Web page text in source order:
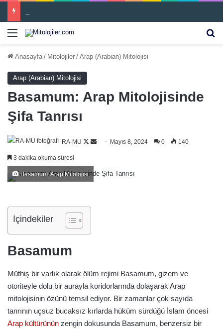
Menü
Anasayfa / Mitolojiler / Arap (Arabian) Mitolojisi
Arap (Arabian) Mitolojisi
Basamum: Arap Mitolojisinde
Şifa Tanrısı
RA-MU
Follow
X
Bir
göndermek
Mayıs 8, 2024 0 140
3 dakika okuma süresi
Basamum: Arap Mitolojisi
İçindekiler
Basamum
Müthiş bir varlık olarak ölüm rejimi Basamum, gizem ve
otoriteyle dolu bir aurayla koridorlarında dolaşarak Arap
mitolojisinin özünü temsil ediyor. Bir zamanlar çok sayıda
tanrının uçsuz bucaksız kırlarda hüküm sürdüğü İslam öncesi
Arap kültürünün zengin dokusunda Basamum, benzersiz bir